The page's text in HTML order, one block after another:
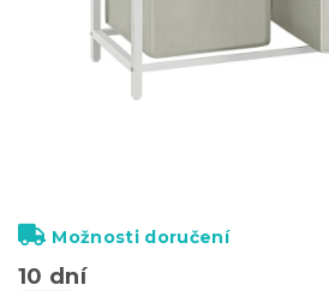
10 dní
Možnosti doručení